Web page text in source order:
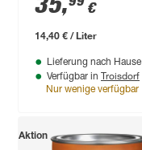
€
14,40 € / Liter
Lieferung nach Hause
Verfügbar in Troisdorf
Nur wenige verfügbar
Aktion